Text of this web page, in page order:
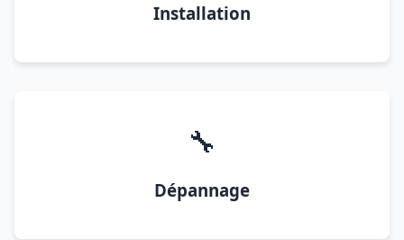
Installation
🔧
Dépannage